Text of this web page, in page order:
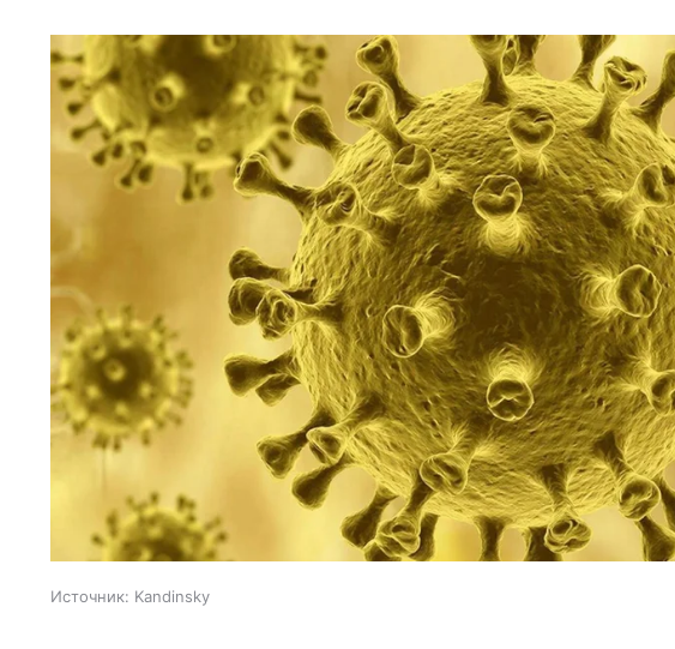
Источник: Kandinsky